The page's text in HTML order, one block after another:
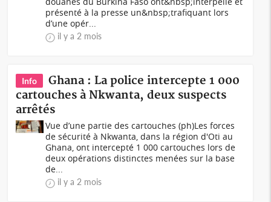
présenté à la presse un&nbsp;trafiquant lors
d’une opér...
il y a 2 mois
Info
Ghana : La police intercepte 1 000
cartouches à Nkwanta, deux suspects
arrêtés
Vue d’une partie des cartouches (ph)Les forces
de sécurité à Nkwanta, dans la région d'Oti au
Ghana, ont intercepté 1 000 cartouches lors de
deux opérations distinctes menées sur la base
de...
il y a 2 mois